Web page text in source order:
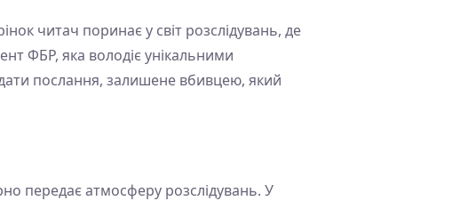
читач поринає у світ розслідувань, де
ФБР, яка володіє унікальними
послання, залишене вбивцею, який
передає атмосферу розслідувань. У